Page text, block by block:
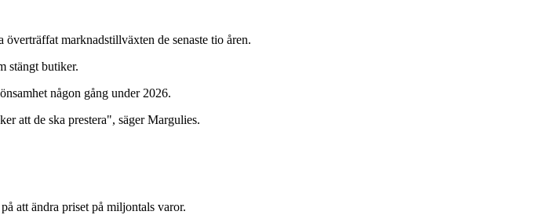
marknadstillväxten de senaste tio åren.
stängt butiker.
någon gång under 2026.
att de ska prestera", säger Margulies.
att ändra priset på miljontals varor.